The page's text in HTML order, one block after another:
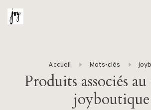
Accueil Mots-clés
Produits associés
joyboutique